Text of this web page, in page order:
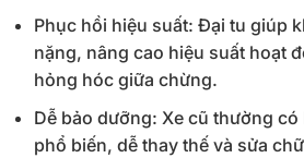
Phục hồi hiệu suất: Đại tu giúp
nặng, nâng cao hiệu suất hoạt
hỏng hóc giữa chừng.
Dễ bảo dưỡng: Xe cũ thường
phổ biến, dễ thay thế và sửa